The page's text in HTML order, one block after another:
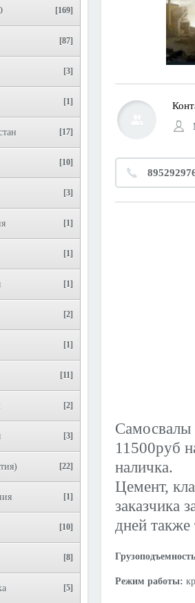
[169]
[87]
[3]
[1]
[17]
[10]
[3]
[1]
[1]
[1]
[2]
[1]
[11]
[2]
[3]
[22]
[1]
[10]
[8]
[5]
Самосвалы
11500руб
наличка.
Цемент,
заказчика
дней
Режим работы: